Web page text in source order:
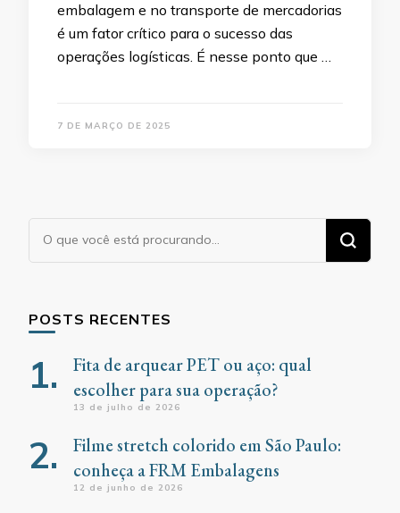
embalagem e no transporte de mercadorias
é um fator crítico para o sucesso das
operações logísticas. É nesse ponto que …
7 DE MARÇO DE 2025
Procurando
algo?
POSTS RECENTES
Fita de arquear PET ou aço: qual
escolher para sua operação?
13 de julho de 2026
Filme stretch colorido em São Paulo:
conheça a FRM Embalagens
12 de junho de 2026